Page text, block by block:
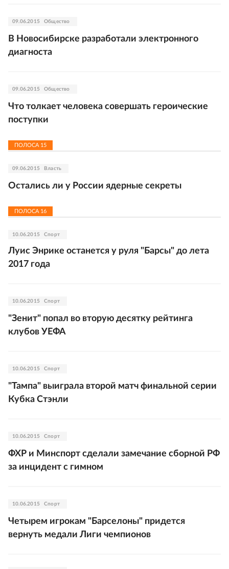
09.06.2015 Общество
В Новосибирске разработали электронного
диагноста
09.06.2015 Общество
Что толкает человека совершать героические
поступки
ПОЛОСА 15
09.06.2015 Власть
Остались ли у России ядерные секреты
ПОЛОСА 16
10.06.2015 Спорт
Луис Энрике останется у руля "Барсы" до лета
2017 года
10.06.2015 Спорт
"Зенит" попал во вторую десятку рейтинга
клубов УЕФА
10.06.2015 Спорт
"Тампа" выиграла второй матч финальной серии
Кубка Стэнли
10.06.2015 Спорт
ФХР и Минспорт сделали замечание сборной РФ
за инцидент с гимном
10.06.2015 Спорт
Четырем игрокам "Барселоны" придется
вернуть медали Лиги чемпионов